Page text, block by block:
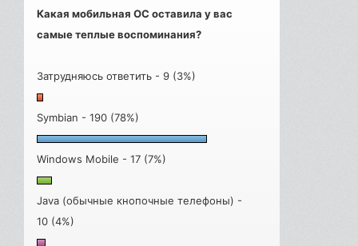
Какая мобильная ОС оставила у вас
самые теплые воспоминания?
Затрудняюсь ответить - 9 (3%)
Symbian - 190 (78%)
Windows Mobile - 17 (7%)
Java (обычные кнопочные телефоны) -
10 (4%)